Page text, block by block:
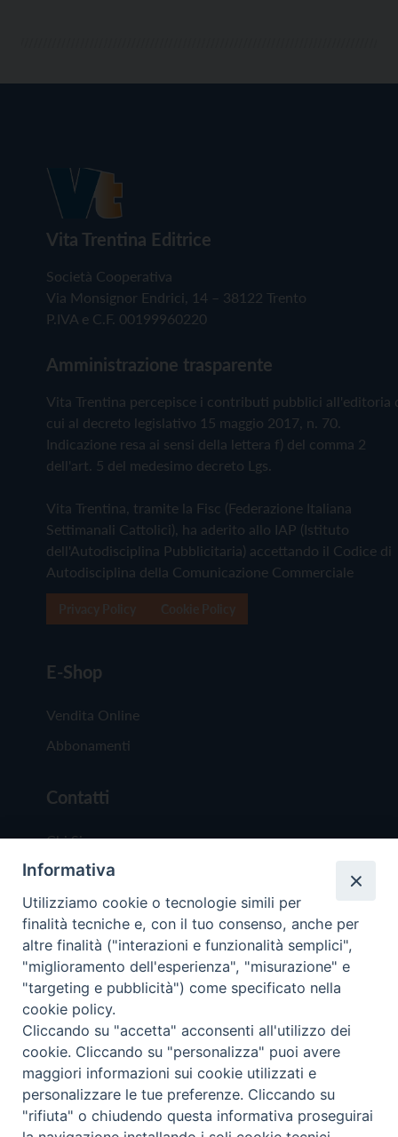
Vita Trentina Editrice
Società Cooperativa
Via Monsignor Endrici, 14 – 38122 Trento
P.IVA e C.F. 00199960220
Amministrazione trasparente
Vita Trentina percepisce i contributi pubblici all'editoria
cui al decreto legislativo 15 maggio 2017, n. 70.
Indicazione resa ai sensi della lettera f) del comma 2
dell'art. 5 del medesimo decreto Lgs.
Vita Trentina, tramite la Fisc (Federazione Italiana
Settimanali Cattolici), ha aderito allo IAP (Istituto
dell'Autodisciplina Pubblicitaria) accettando il Codice di
Autodisciplina della Comunicazione Commerciale
E-Shop
Vendita Online
Abbonamenti
Contatti
Chi Siamo
Redazione
Scrivici
Copyright © 2019 - Tutti i diritti riservati - Vita
Trentina Editrice
Privacy Policy
Torna
Informativa
Utilizziamo cookie o tecnologie simili per
finalità tecniche e, con il tuo consenso, anche per
altre finalità ("interazioni e funzionalità semplici",
"miglioramento dell'esperienza", "misurazione" e
"targeting e pubblicità") come specificato nella
cookie policy.
Cliccando su "accetta" acconsenti all'utilizzo dei
cookie. Cliccando su "personalizza" puoi avere
maggiori informazioni sui cookie utilizzati e
personalizzare le tue preferenze. Cliccando su
"rifiuta" o chiudendo questa informativa proseguirai